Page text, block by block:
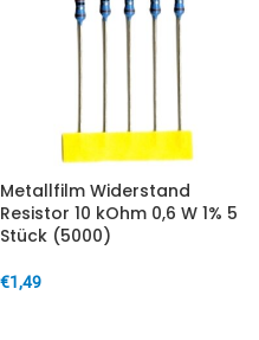
Metallfilm Widerstand
Resistor 10 kOhm 0,6 W 1% 5
Stück (5000)
€1,49